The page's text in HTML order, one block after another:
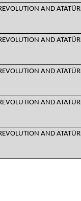
AND
AND
AND
AND
AND